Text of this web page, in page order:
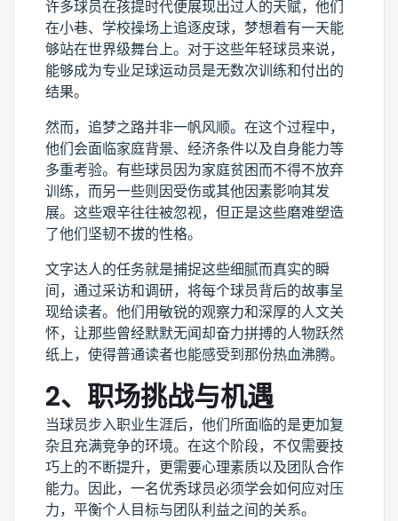
许多球员在孩提时代便展现出过人的天赋，他们
在小巷、学校操场上追逐皮球，梦想着有一天能
够站在世界级舞台上。对于这些年轻球员来说，
能够成为专业足球运动员是无数次训练和付出的
结果。
然而，追梦之路并非一帆风顺。在这个过程中，
他们会面临家庭背景、经济条件以及自身能力等
多重考验。有些球员因为家庭贫困而不得不放弃
训练，而另一些则因受伤或其他因素影响其发
展。这些艰辛往往被忽视，但正是这些磨难塑造
了他们坚韧不拔的性格。
文字达人的任务就是捕捉这些细腻而真实的瞬
间，通过采访和调研，将每个球员背后的故事呈
现给读者。他们用敏锐的观察力和深厚的人文关
怀，让那些曾经默默无闻却奋力拼搏的人物跃然
纸上，使得普通读者也能感受到那份热血沸腾。
2、职场挑战与机遇
当球员步入职业生涯后，他们所面临的是更加复
杂且充满竞争的环境。在这个阶段，不仅需要技
巧上的不断提升，更需要心理素质以及团队合作
能力。因此，一名优秀球员必须学会如何应对压
力，平衡个人目标与团队利益之间的关系。